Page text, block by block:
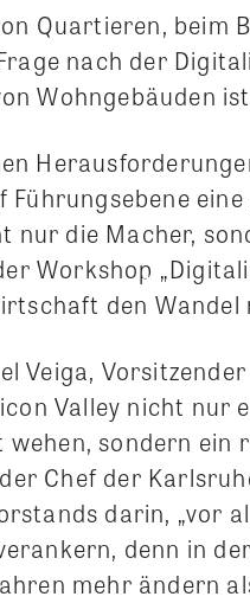
Quartieren, beim
nach der
Wohngebäuden
Führungsebene
nur die Macher,
Workshop
den Wandel
Veiga,
Valley nicht nur
sondern ein
Chef der
darin, „vor
denn in
mehr ändern